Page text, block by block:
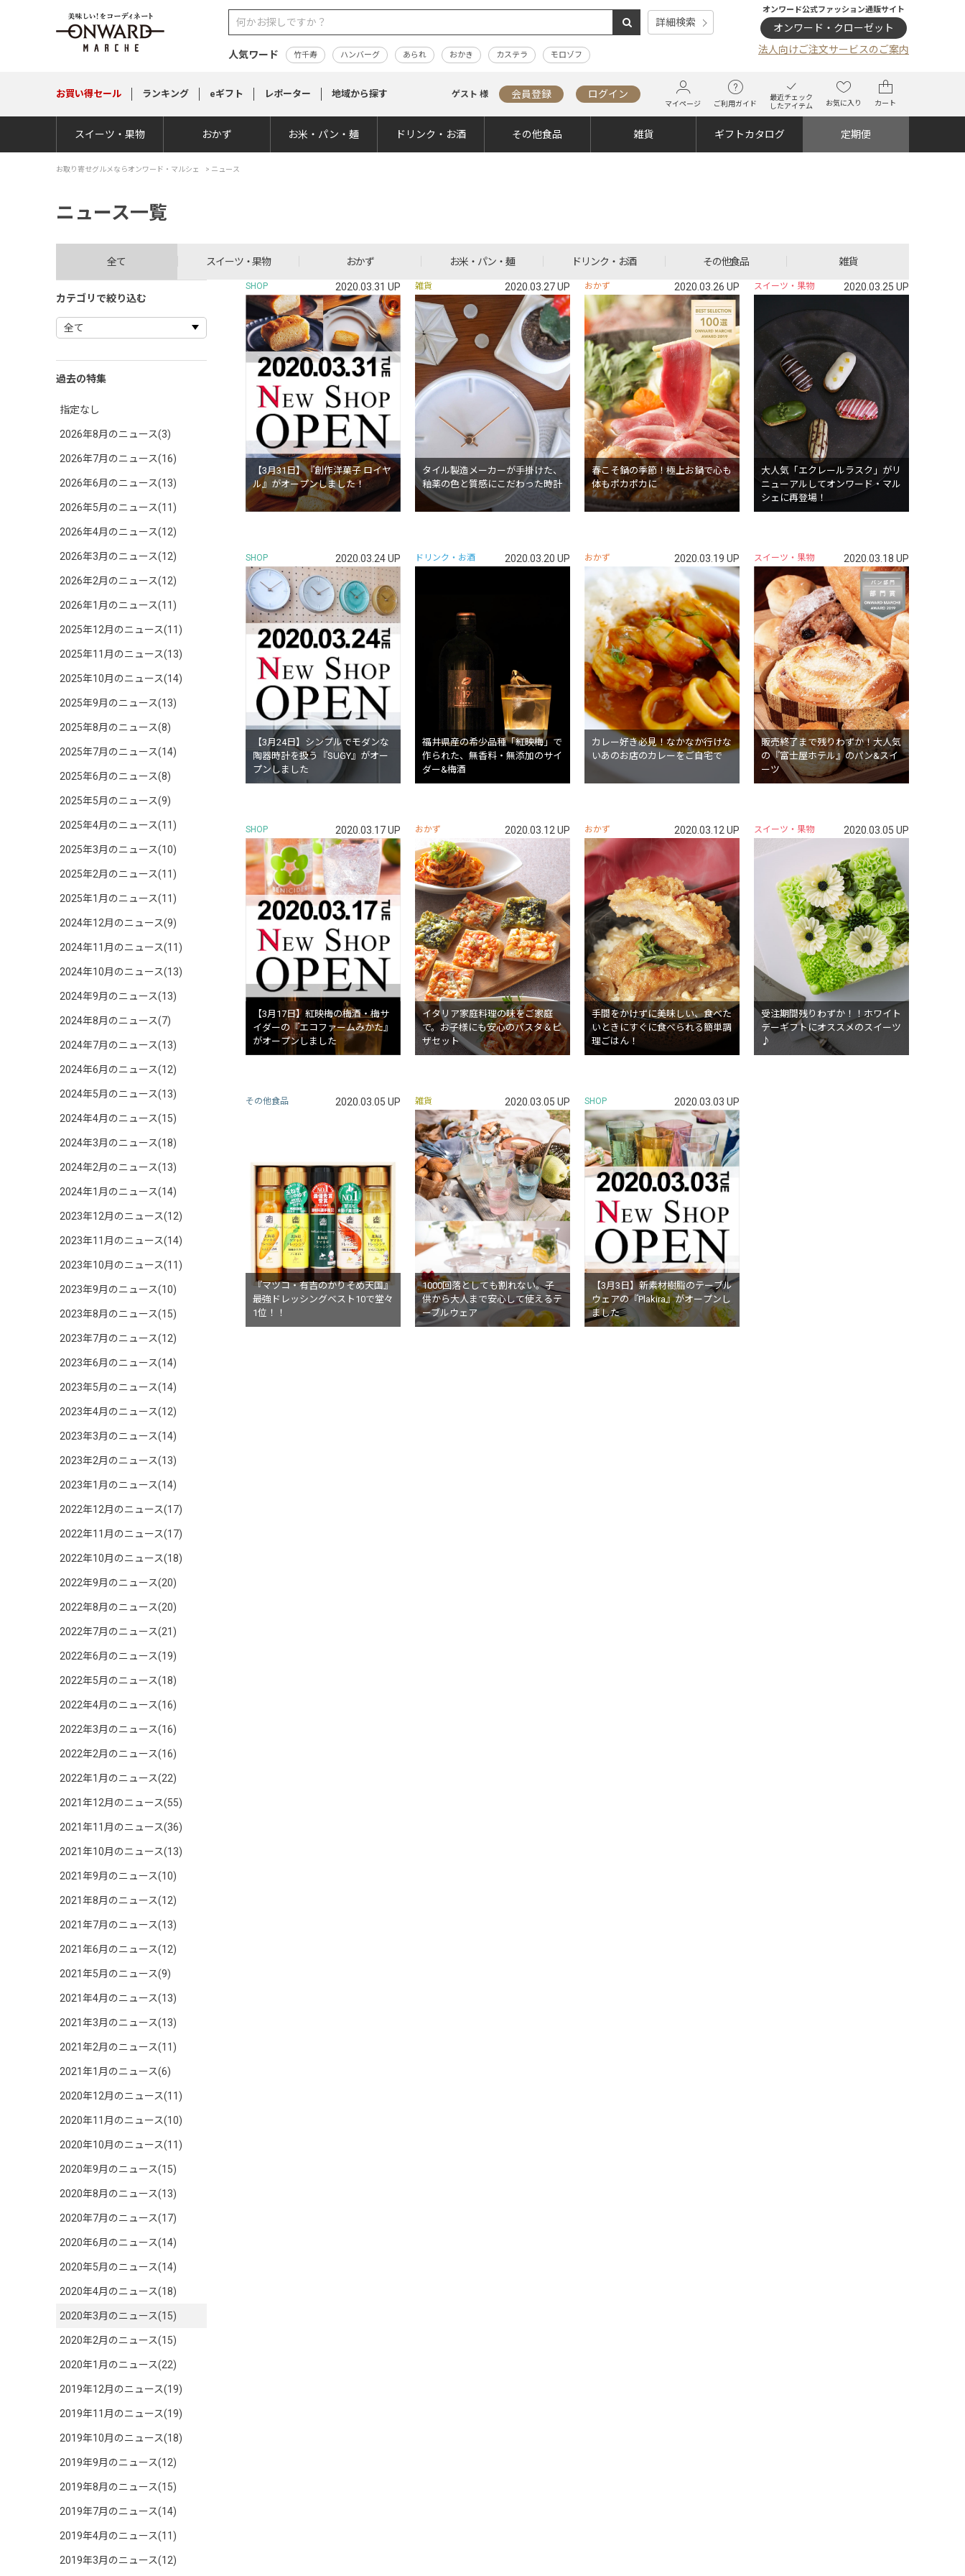
詳細検索
人気ワード 竹千寿 ハンバーグ あられ おかき カステラ モロゾフ
オンワード公式ファッション通販サイト
オンワード・クローゼット
法人向けご注文サービスのご案内
お買い得セール ランキング eギフト レポーター 地域から探す ゲスト 様 会員登録 ログイン
マイページ ご利用ガイド
最近チェック
したアイテム
お気に入り カート
スイーツ・果物 おかず お米・パン・麺 ドリンク・お酒 その他食品 雑貨 ギフトカタログ 定期便
お取り寄せグルメならオンワード・マルシェ > ニュース
ニュース一覧
全て スイーツ・果物 おかず お米・パン・麺 ドリンク・お酒 その他食品 雑貨
カテゴリで絞り込む
過去の特集
指定なし
2026年8月のニュース(3)
2026年7月のニュース(16)
2026年6月のニュース(13)
2026年5月のニュース(11)
2026年4月のニュース(12)
2026年3月のニュース(12)
2026年2月のニュース(12)
2026年1月のニュース(11)
2025年12月のニュース(11)
2025年11月のニュース(13)
2025年10月のニュース(14)
2025年9月のニュース(13)
2025年8月のニュース(8)
2025年7月のニュース(14)
2025年6月のニュース(8)
2025年5月のニュース(9)
2025年4月のニュース(11)
2025年3月のニュース(10)
2025年2月のニュース(11)
2025年1月のニュース(11)
2024年12月のニュース(9)
2024年11月のニュース(11)
2024年10月のニュース(13)
2024年9月のニュース(13)
2024年8月のニュース(7)
2024年7月のニュース(13)
2024年6月のニュース(12)
2024年5月のニュース(13)
2024年4月のニュース(15)
2024年3月のニュース(18)
2024年2月のニュース(13)
2024年1月のニュース(14)
2023年12月のニュース(12)
2023年11月のニュース(14)
2023年10月のニュース(11)
2023年9月のニュース(10)
2023年8月のニュース(15)
2023年7月のニュース(12)
2023年6月のニュース(14)
2023年5月のニュース(14)
2023年4月のニュース(12)
2023年3月のニュース(14)
2023年2月のニュース(13)
2023年1月のニュース(14)
2022年12月のニュース(17)
2022年11月のニュース(17)
2022年10月のニュース(18)
2022年9月のニュース(20)
2022年8月のニュース(20)
2022年7月のニュース(21)
2022年6月のニュース(19)
2022年5月のニュース(18)
2022年4月のニュース(16)
2022年3月のニュース(16)
2022年2月のニュース(16)
2022年1月のニュース(22)
2021年12月のニュース(55)
2021年11月のニュース(36)
2021年10月のニュース(13)
2021年9月のニュース(10)
2021年8月のニュース(12)
2021年7月のニュース(13)
2021年6月のニュース(12)
2021年5月のニュース(9)
2021年4月のニュース(13)
2021年3月のニュース(13)
2021年2月のニュース(11)
2021年1月のニュース(6)
2020年12月のニュース(11)
2020年11月のニュース(10)
2020年10月のニュース(11)
2020年9月のニュース(15)
2020年8月のニュース(13)
2020年7月のニュース(17)
2020年6月のニュース(14)
2020年5月のニュース(14)
2020年4月のニュース(18)
2020年3月のニュース(15)
2020年2月のニュース(15)
2020年1月のニュース(22)
2019年12月のニュース(19)
2019年11月のニュース(19)
2019年10月のニュース(18)
2019年9月のニュース(12)
2019年8月のニュース(15)
2019年7月のニュース(14)
2019年4月のニュース(11)
2019年3月のニュース(12)
SHOP 2020.03.31 UP
【3月31日】『創作洋菓子 ロイヤ
ル』がオープンしました！
雑貨 2020.03.27 UP
タイル製造メーカーが手掛けた、
釉薬の色と質感にこだわった時計
おかず 2020.03.26 UP
春こそ鍋の季節！極上お鍋で心も
体もポカポカに
スイーツ・果物 2020.03.25 UP
大人気「エクレールラスク」がリ
ニューアルしてオンワード・マル
シェに再登場！
SHOP 2020.03.24 UP
【3月24日】シンプルでモダンな
陶器時計を扱う『SUGY』がオー
プンしました
ドリンク・お酒 2020.03.20 UP
福井県産の希少品種「紅映梅」で
作られた、無香料・無添加のサイ
ダー&梅酒
おかず 2020.03.19 UP
カレー好き必見！なかなか行けな
いあのお店のカレーをご自宅で
スイーツ・果物 2020.03.18 UP
販売終了まで残りわずか！大人気
の『富士屋ホテル』のパン&スイ
ーツ
SHOP 2020.03.17 UP
【3月17日】紅映梅の梅酒・梅サ
イダーの『エコファームみかた』
がオープンしました
おかず 2020.03.12 UP
イタリア家庭料理の味をご家庭
で。お子様にも安心のパスタ＆ピ
ザセット
おかず 2020.03.12 UP
手間をかけずに美味しい、食べた
いときにすぐに食べられる簡単調
理ごはん！
スイーツ・果物 2020.03.05 UP
受注期間残りわずか！！ホワイト
デーギフトにオススメのスイーツ
♪
その他食品 2020.03.05 UP
『マツコ・有吉のかりそめ天国』
最強ドレッシングベスト10で堂々
1位！！
雑貨 2020.03.05 UP
1000回落としても割れない。子
供から大人まで安心して使えるテ
ーブルウェア
SHOP 2020.03.03 UP
【3月3日】新素材樹脂のテーブル
ウェアの『Plakira』がオープンし
ました